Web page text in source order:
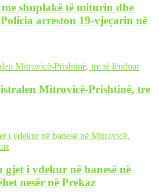
shuplakë të miturin dhe
arreston 19-vjeçarin në
Mitrovicë-Prishtinë, tre
gjet i vdekur në banesë në
nesër në Prekaz